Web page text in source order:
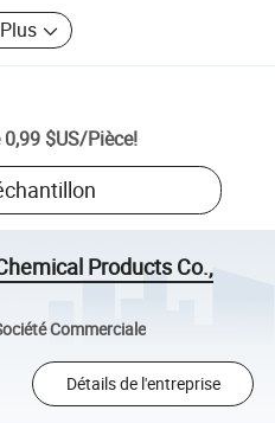
0,99 $US/Pièce!
Products Co.,
Commerciale
Détails de l'entreprise